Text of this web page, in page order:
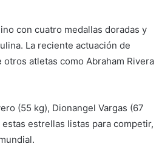
con cuatro medallas doradas y
La reciente actuación de
atletas como Abraham Rivera
(55 kg), Dionangel Vargas (67
estrellas listas para competir,